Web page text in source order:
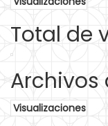
Total de
Archivos
Visualizaciones